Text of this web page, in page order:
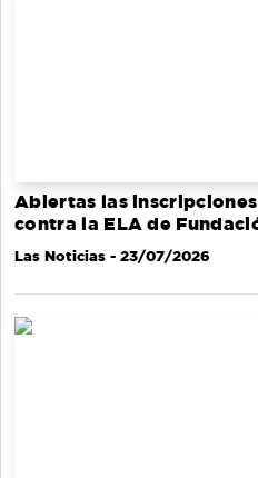
Abiertas las
contra la ELA de
Las Noticias - 23/07/2026